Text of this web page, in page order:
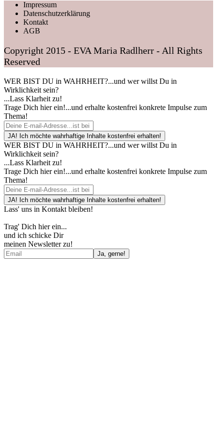
Impressum
Datenschutzerklärung
Kontakt
AGB
Copyright 2015 - EVA Maria Radlherr - All Rights
Reserved
WER BIST DU in WAHRHEIT?...und wer willst Du in
Wirklichkeit sein?
...Lass Klarheit zu!
Trage Dich hier ein!...und erhalte kostenfrei konkrete Impulse zum
Thema!
WER BIST DU in WAHRHEIT?...und wer willst Du in
Wirklichkeit sein?
...Lass Klarheit zu!
Trage Dich hier ein!...und erhalte kostenfrei konkrete Impulse zum
Thema!
Lass' uns in Kontakt bleiben!
Trag' Dich hier ein...
und ich schicke Dir
meinen Newsletter zu!